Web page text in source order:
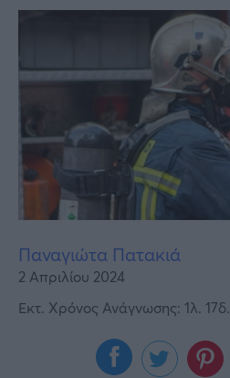
Γυναίκα
Παναγιώτα Πατακιά
2 Απριλίου 2024
Εκτ. Χρόνος Ανάγνωσης: 1λ. 17δ.